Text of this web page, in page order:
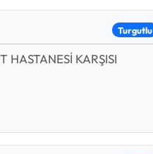
Turgutlu
HASTANESİ KARŞISI